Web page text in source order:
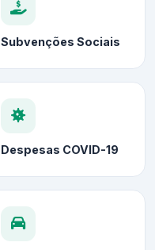
Subvenções Sociais
Despesas COVID-19